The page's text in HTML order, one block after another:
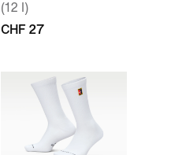
(12 l)
CHF 27